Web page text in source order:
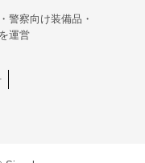
警察向け装備品・
運営